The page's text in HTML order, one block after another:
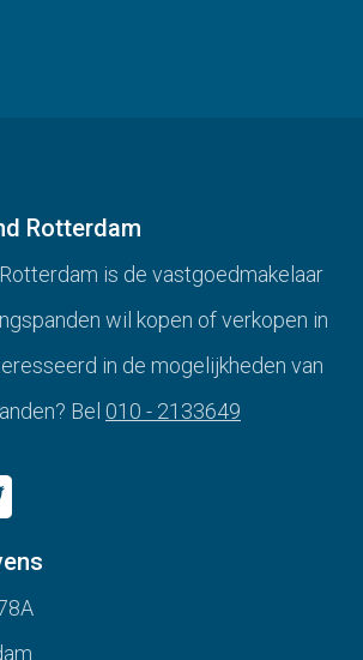
Rotterdam
is de vastgoedmakelaar
wil kopen of verkopen in
in de mogelijkheden van
Bel 010 - 2133649